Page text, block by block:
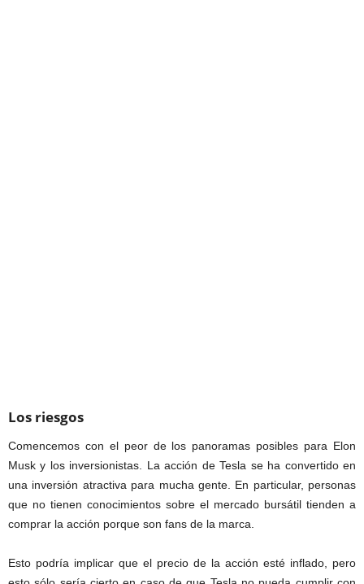
Los riesgos
Comencemos con el peor de los panoramas posibles para Elon
Musk y los inversionistas. La acción de Tesla se ha convertido en
una inversión atractiva para mucha gente. En particular, personas
que no tienen conocimientos sobre el mercado bursátil tienden a
comprar la acción porque son fans de la marca.
Esto podría implicar que el precio de la acción esté inflado, pero